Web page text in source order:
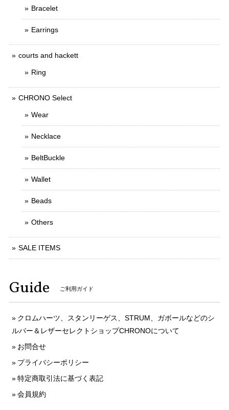
Bracelet
Earrings
courts and hackett
Ring
CHRONO Select
Wear
Necklace
BeltBuckle
Wallet
Beads
Others
SALE ITEMS
Guide ご利用ガイド
クロムハーツ、スタンリーゲス、STRUM、ガボールなどのシ
ルバー＆レザーセレクトショップCHRONOについて
お問合せ
プライバシーポリシー
特定商取引法に基づく表記
会員規約